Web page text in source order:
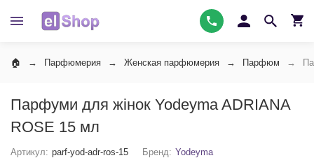
Парфюмерия Женская парфюмерия Парфюм
Парфуми для жінок Yodeyma ADRIANA
ROSE 15 мл
Артикул: parf-yod-adr-ros-15 Бренд: Yodeyma